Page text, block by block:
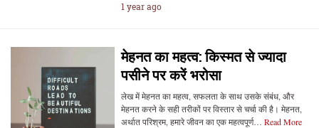
1 year ago
मेहनत का महत्व: किस्मत से ज्यादा
पसीने पर करें भरोसा
लेख में मेहनत का महत्व, सफलता के साथ उसके संबंध, और
मेहनत करने के सही तरीकों पर विस्तार से चर्चा की है। मेहनत,
अर्थात परिश्रम, हमारे जीवन का एक महत्वपूर्ण… Read More